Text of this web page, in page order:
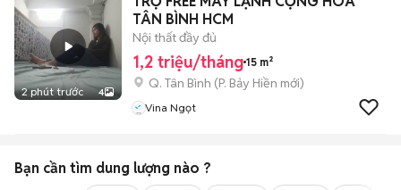
2 phút trước 4
TÂN BÌNH HCM
Nội thất đầy đủ
1,2 triệu/tháng 15 m²
Q. Tân Bình (P. Bảy Hiền mới)
Vina Ngọt
Bạn cần tìm dung lượng nào ?